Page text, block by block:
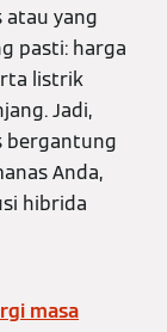
atau yang
pasti: harga
listrik
Jadi,
bergantung
Anda,
hibrida
masa